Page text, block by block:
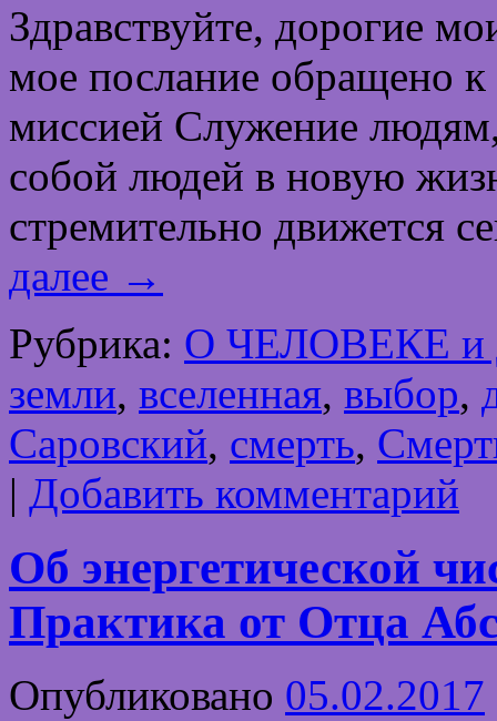
Здравствуйте, дорогие
мое послание обращено к
миссией Служение людям,
собой людей в новую
стремительно движется
далее →
Рубрика: О ЧЕЛОВЕКЕ
земли, вселенная, выбор,
Саровский, смерть,
| Добавить комментарий
Об энергетической
Практика от Отца
Опубликовано 05.02.2017